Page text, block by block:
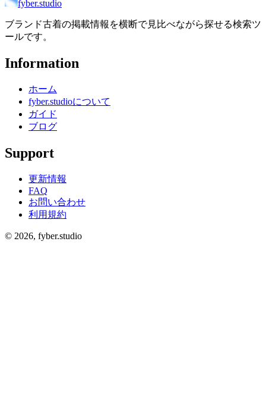
fyber.studio
ブランド古着の掲載情報を横断で見比べながら探せる検索ツ
ールです。
Information
ホーム
fyber.studioについて
ガイド
ブログ
Support
更新情報
FAQ
お問い合わせ
利用規約
© 2026, fyber.studio